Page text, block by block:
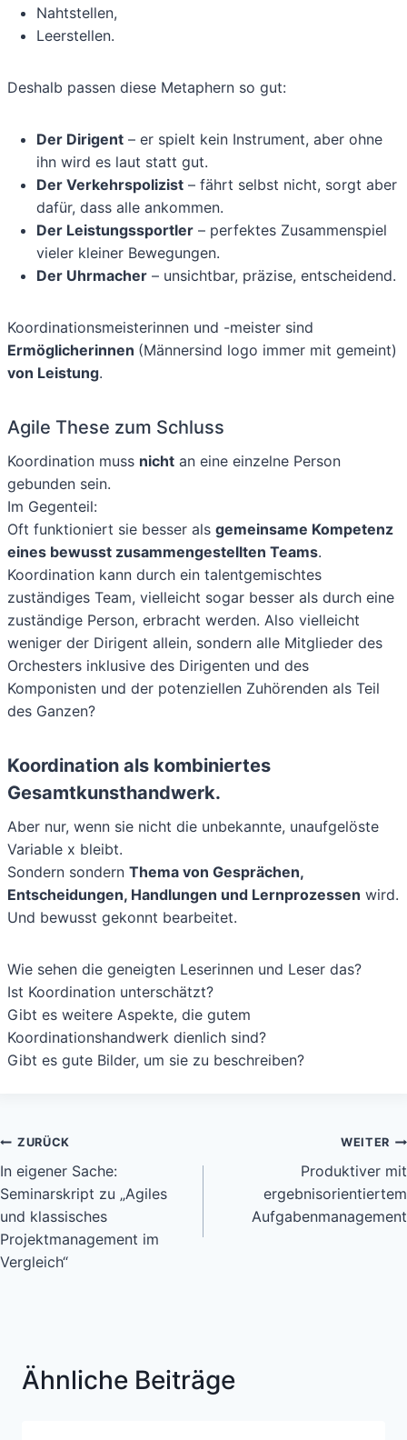
Nahtstellen,
Leerstellen.
Deshalb passen diese Metaphern so gut:
Der Dirigent – er spielt kein Instrument, aber ohne
ihn wird es laut statt gut.
Der Verkehrspolizist – fährt selbst nicht, sorgt aber
dafür, dass alle ankommen.
Der Leistungssportler – perfektes Zusammenspiel
vieler kleiner Bewegungen.
Der Uhrmacher – unsichtbar, präzise, entscheidend.
Koordinationsmeisterinnen und -meister sind
Ermöglicherinnen (Männersind logo immer mit gemeint)
von Leistung.
Agile These zum Schluss
Koordination muss nicht an eine einzelne Person
gebunden sein.
Im Gegenteil:
Oft funktioniert sie besser als gemeinsame Kompetenz
eines bewusst zusammengestellten Teams.
Koordination kann durch ein talentgemischtes
zuständiges Team, vielleicht sogar besser als durch eine
zuständige Person, erbracht werden. Also vielleicht
weniger der Dirigent allein, sondern alle Mitglieder des
Orchesters inklusive des Dirigenten und des
Komponisten und der potenziellen Zuhörenden als Teil
des Ganzen?
Koordination als kombiniertes
Gesamtkunsthandwerk.
Aber nur, wenn sie nicht die unbekannte, unaufgelöste
Variable x bleibt.
Sondern sondern Thema von Gesprächen,
Entscheidungen, Handlungen und Lernprozessen wird.
Und bewusst gekonnt bearbeitet.
Wie sehen die geneigten Leserinnen und Leser das?
Ist Koordination unterschätzt?
Gibt es weitere Aspekte, die gutem
Koordinationshandwerk dienlich sind?
Gibt es gute Bilder, um sie zu beschreiben?
Beitragsnavigation
ZURÜCK
In eigener Sache:
Seminarskript zu „Agiles
und klassisches
Projektmanagement im
Vergleich“
WEITER
Produktiver mit
ergebnisorientiertem
Aufgabenmanagement
Ähnliche Beiträge